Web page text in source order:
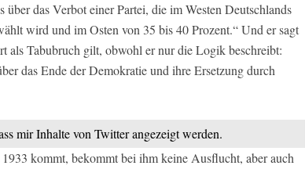
über das Verbot einer Partei, die im Westen Deutschlands
wird und im Osten von 35 bis 40 Prozent.“ Und er sagt
als Tabubruch gilt, obwohl er nur die Logik beschreibt:
das Ende der Demokratie und ihre Ersetzung durch
mir Inhalte von Twitter angezeigt werden.
kommt, bekommt bei ihm keine Ausflucht, aber auch